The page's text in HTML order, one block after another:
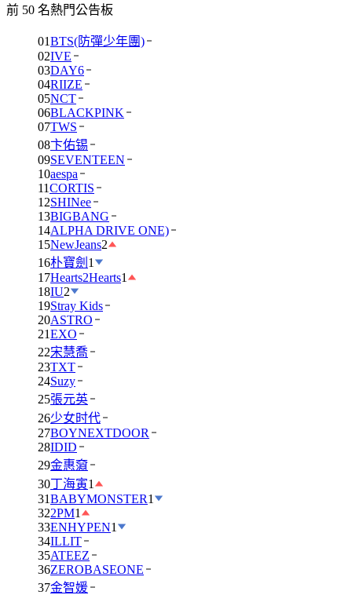
前 50 名熱門公告板
01BTS(防彈少年團)
02IVE
03DAY6
04RIIZE
05NCT
06BLACKPINK
07TWS
08卞佑锡
09SEVENTEEN
10aespa
11CORTIS
12SHINee
13BIGBANG
14ALPHA DRIVE ONE)
15NewJeans2
16朴寶劍 1
17Hearts2Hearts1
18IU2
19Stray Kids
20ASTRO
21EXO
22宋慧喬
23TXT
24Suzy
25張元英
26少女时代
27BOYNEXTDOOR
28IDID
29金惠奫
30丁海寅1
31BABYMONSTER1
322PM1
33ENHYPEN1
34ILLIT
35ATEEZ
36ZEROBASEONE
37金智媛